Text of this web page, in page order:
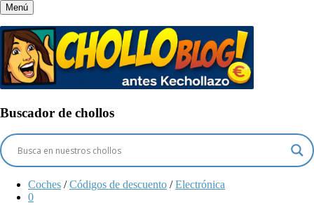
Menú
Buscador de chollos
Coches / Códigos de descuento / Electrónica
0